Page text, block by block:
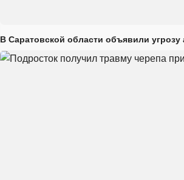
В Саратовской области объявили